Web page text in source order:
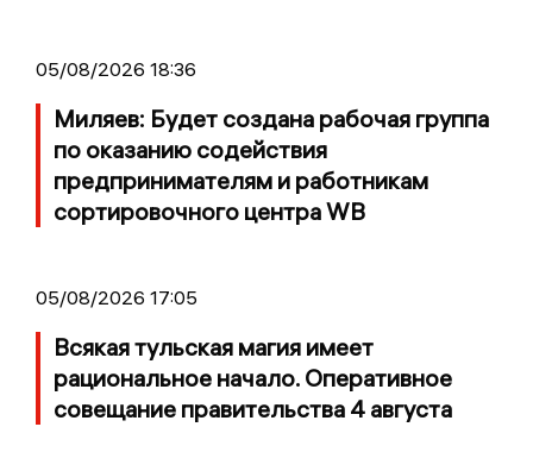
05/08/2026 18:36
Миляев: Будет создана рабочая группа
по оказанию содействия
предпринимателям и работникам
сортировочного центра WB
05/08/2026 17:05
Всякая тульская магия имеет
рациональное начало. Оперативное
совещание правительства 4 августа